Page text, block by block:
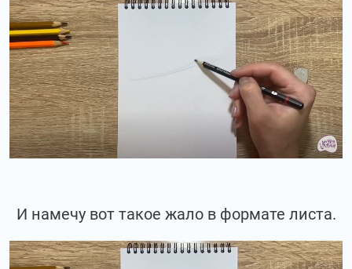
И намечу вот такое жало в формате листа.